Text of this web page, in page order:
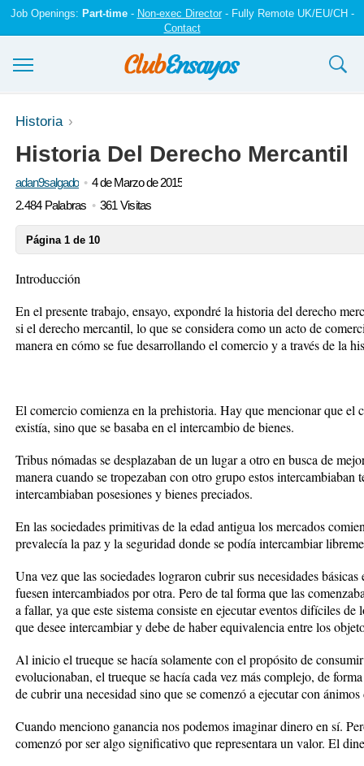
Job Openings: Part-time- Non-exec Director- Fully Remote UK/EU/CH -
Contact
Ensayos y trabajos
Registrarse
Iniciar sesión
Historia
Historia Del Derecho Mercantil
adan9salgado
4 de Marzo de 2015
2.484 Palabras
361 Visitas
Página 1 de 10
Introducción
En el presente trabajo, ensayo, expondré la historia del derecho
si el derecho mercantil, lo que se considera como un acto de
manera en cómo se fue desarrollando el comercio y a través de la
El comercio comienza en la prehistoria. Hay que mencionar que el
existía, sino que se basaba en el intercambio de bienes.
Tribus nómadas se desplazaban de un lugar a otro en busca de
manera cuando se tropezaban con otro grupo estos intercambiaban
intercambiaban posesiones y bienes preciados.
En las sociedades primitivas de la edad antigua los mercados
prevalecía la paz y la seguridad donde se podía intercambiar
Una vez que las sociedades lograron cubrir sus necesidades
fuesen intercambiados por otra. Pero de tal forma que las
a fallar, ya que este sistema consiste en ejecutar eventos difíciles
que desee intercambiar y debe de haber equivalencia entre los
Al inicio el trueque se hacía solamente con el propósito de
evolucionaban, el trueque se hacía cada vez más complejo, de
de cubrir una necesidad sino que se comenzó a ejecutar con
Cuando menciono ganancia nos podemos imaginar dinero en sí.
comenzó por ser algo significativo que representara un valor. El